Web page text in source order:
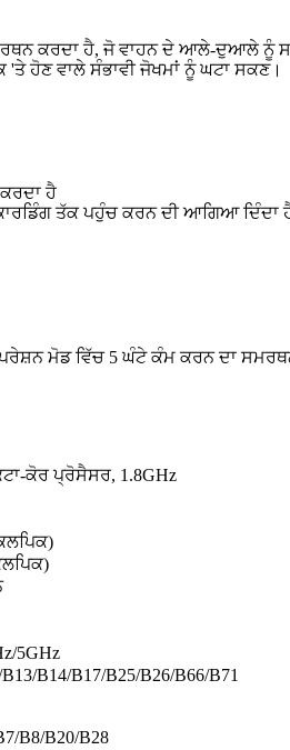
ਕਰਦਾ ਹੈ, ਜੋ ਵਾਹਨ ਦੇ ਆਲੇ-ਦੁਆਲੇ ਨੂੰ
ਹੋਣ ਵਾਲੇ ਸੰਭਾਵੀ ਜੋਖਮਾਂ ਨੂੰ ਘਟਾ ਸਕਣ।
ਹੈ
ਤੱਕ ਪਹੁੰਚ ਕਰਨ ਦੀ ਆਗਿਆ
ਮੋਡ ਵਿੱਚ 5 ਘੰਟੇ ਕੰਮ ਕਰਨ ਦਾ
ਕੋਰ ਪ੍ਰੋਸੈਸਰ, 1.8GHz
5GHz
B14/B17/B25/B26/B66/B71
B8/B20/B28